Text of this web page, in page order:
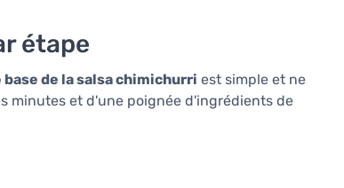
étape
de la salsa chimichurri est simple et ne
minutes et d'une poignée d'ingrédients de